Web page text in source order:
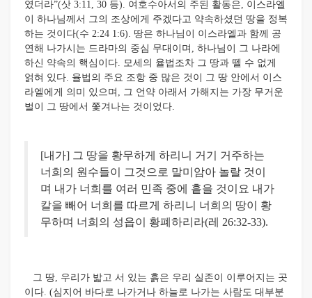
였더라”(삿 3:11, 30 등). 여호수아서의 주된 활동은, 이스라엘
이 하나님께서 그의 조상에게 주겠다고 약속하셨던 땅을 정복
하는 것이다(수 2:24 1:6). 땅은 하나님이 이스라엘과 함께 공
연해 나가시는 드라마의 중심 무대이며, 하나님이 그 나라에
하신 약속의 핵심이다. 모세의 율법조차 그 땅과 뗄 수 없게
얽혀 있다. 율법의 주요 조항 중 많은 것이 그 땅 안에서 이스
라엘에게 의미 있으며, 그 언약 아래서 가해지는 가장 무거운
벌이 그 땅에서 쫓겨나는 것이었다.
[내가] 그 땅을 황무하게 하리니 거기 거주하는
너희의 원수들이 그것으로 말미암아 놀랄 것이
며 내가 너희를 여러 민족 중에 흩을 것이요 내가
칼을 빼어 너희를 따르게 하리니 너희의 땅이 황
무하며 너희의 성읍이 황폐하리라(레 26:32-33).
그 땅, 우리가 밟고 서 있는 흙은 우리 실존이 이루어지는 곳
이다. (심지어 바다로 나가거나 하늘로 나가는 사람도 대부분